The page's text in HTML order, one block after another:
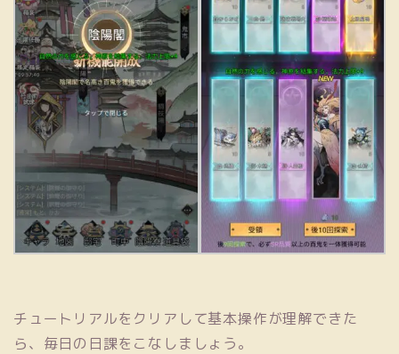
チュートリアルをクリアして基本操作が理解できた
ら、毎日の日課をこなしましょう。